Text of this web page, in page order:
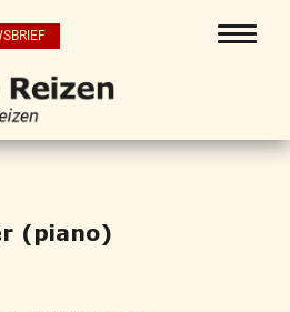
(piano)